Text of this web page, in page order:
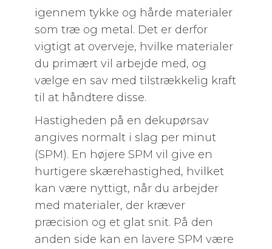
igennem tykke og hårde materialer
som træ og metal. Det er derfor
vigtigt at overveje, hvilke materialer
du primært vil arbejde med, og
vælge en sav med tilstrækkelig kraft
til at håndtere disse.
Hastigheden på en dekupørsav
angives normalt i slag per minut
(SPM). En højere SPM vil give en
hurtigere skærehastighed, hvilket
kan være nyttigt, når du arbejder
med materialer, der kræver
præcision og et glat snit. På den
anden side kan en lavere SPM være